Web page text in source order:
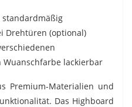
standardmäßig
Drehtüren (optional)
lackierbar
Premium-Materialien und
Das Highboard